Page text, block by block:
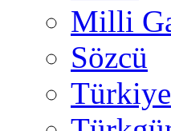
Milli
Sözcü
Türkiye